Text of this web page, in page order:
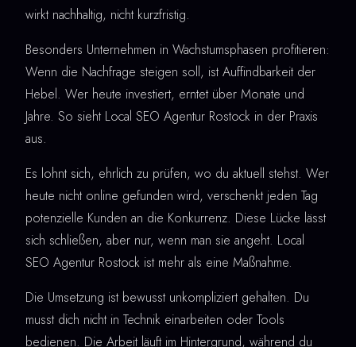
wirkt nachhaltig, nicht kurzfristig.
Besonders Unternehmen in Wachstumsphasen profitieren:
Wenn die Nachfrage steigen soll, ist Auffindbarkeit der
Hebel. Wer heute investiert, erntet über Monate und
Jahre. So sieht Local SEO Agentur Rostock in der Praxis
aus.
Es lohnt sich, ehrlich zu prüfen, wo du aktuell stehst. Wer
heute nicht online gefunden wird, verschenkt jeden Tag
potenzielle Kunden an die Konkurrenz. Diese Lücke lässt
sich schließen, aber nur, wenn man sie angeht. Local
SEO Agentur Rostock ist mehr als eine Maßnahme.
Die Umsetzung ist bewusst unkompliziert gehalten. Du
musst dich nicht in Technik einarbeiten oder Tools
bedienen. Die Arbeit läuft im Hintergrund, während du